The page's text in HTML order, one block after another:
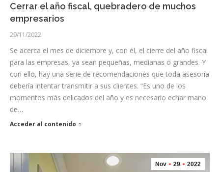
Cerrar el año fiscal, quebradero de muchos
empresarios
29/11/2022
Se acerca el mes de diciembre y, con él, el cierre del año fiscal
para las empresas, ya sean pequeñas, medianas o grandes. Y
con ello, hay una serie de recomendaciones que toda asesoría
debería intentar transmitir a sus clientes. “Es uno de los
momentos más delicados del año y es necesario echar mano
de…
Acceder al contenido
Nov 29 2022